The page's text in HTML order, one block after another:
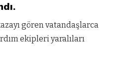
gören vatandaşlarca
ekipleri yaralıları